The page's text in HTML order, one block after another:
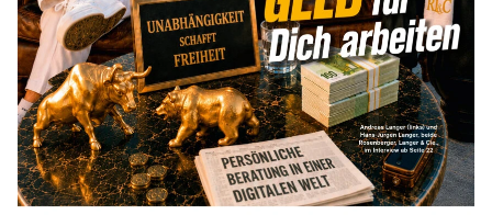
WEITERE ARTIKEL
zurückweiter
mehr